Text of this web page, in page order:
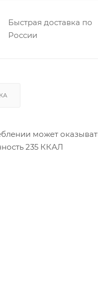
Быстрая доставка по
России
может
235 ККАЛ